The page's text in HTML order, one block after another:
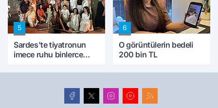
5
Sardes'te tiyatronun
imece ruhu binlerce
6
O görüntülerin bedeli
200 bin TL